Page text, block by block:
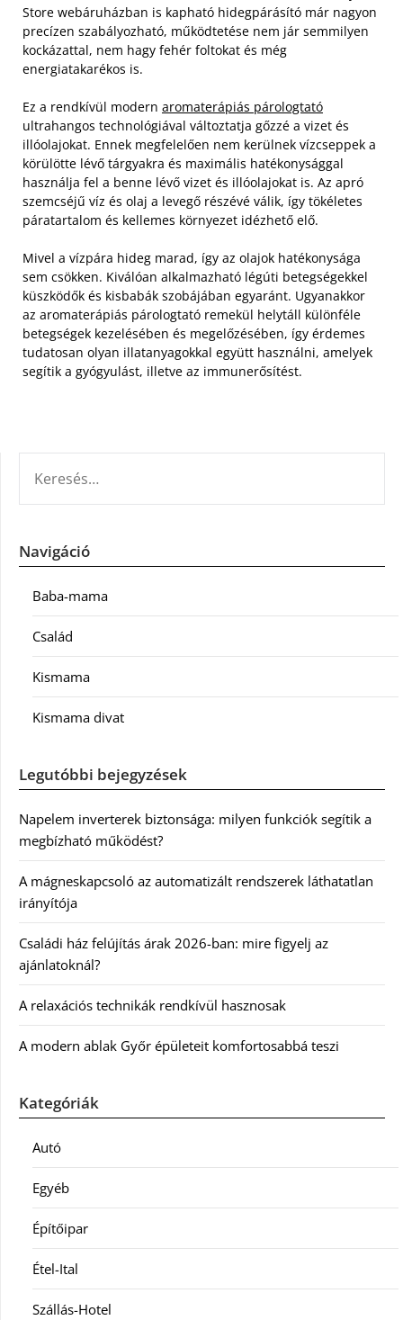
Store webáruházban is kapható hidegpárásító már nagyon
precízen szabályozható, működtetése nem jár semmilyen
kockázattal, nem hagy fehér foltokat és még
energiatakarékos is.
Ez a rendkívül modern aromaterápiás párologtató
ultrahangos technológiával változtatja gőzzé a vizet és
illóolajokat. Ennek megfelelően nem kerülnek vízcseppek a
körülötte lévő tárgyakra és maximális hatékonysággal
használja fel a benne lévő vizet és illóolajokat is. Az apró
szemcséjű víz és olaj a levegő részévé válik, így tökéletes
páratartalom és kellemes környezet idézhető elő.
Mivel a vízpára hideg marad, így az olajok hatékonysága
sem csökken. Kiválóan alkalmazható légúti betegségekkel
küszködők és kisbabák szobájában egyaránt. Ugyanakkor
az aromaterápiás párologtató remekül helytáll különféle
betegségek kezelésében és megelőzésében, így érdemes
tudatosan olyan illatanyagokkal együtt használni, amelyek
segítik a gyógyulást, illetve az immunerősítést.
Navigáció
Baba-mama
Család
Kismama
Kismama divat
Legutóbbi bejegyzések
Napelem inverterek biztonsága: milyen funkciók segítik a
megbízható működést?
A mágneskapcsoló az automatizált rendszerek láthatatlan
irányítója
Családi ház felújítás árak 2026-ban: mire figyelj az
ajánlatoknál?
A relaxációs technikák rendkívül hasznosak
A modern ablak Győr épületeit komfortosabbá teszi
Kategóriák
Autó
Egyéb
Építőipar
Étel-Ital
Szállás-Hotel